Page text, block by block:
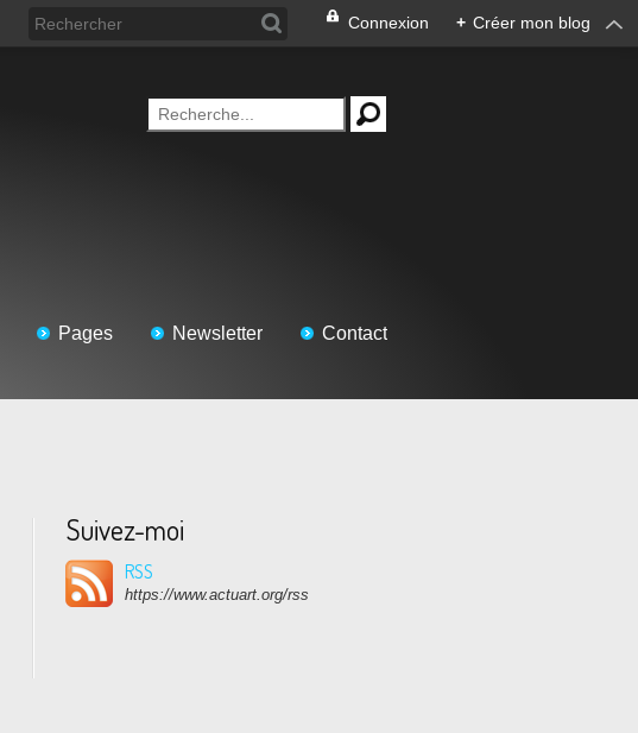
Connexion + Créer mon blog
Pages Newsletter Contact
Suivez-moi
RSS
https://www.actuart.org/rss